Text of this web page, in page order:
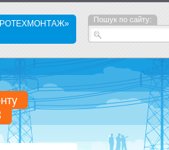
Пошук по сайту: